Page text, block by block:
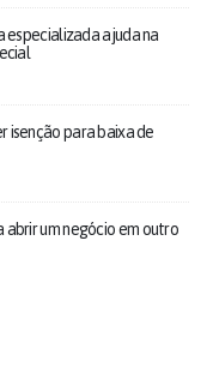
especializada ajuda na
isenção para baixa de
abrir um negócio em outro